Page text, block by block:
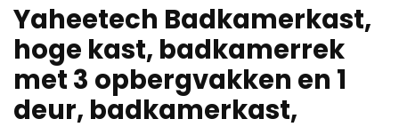
Yaheetech Badkamerkast,
hoge kast, badkamerrek
met 3 opbergvakken en 1
deur, badkamerkast,